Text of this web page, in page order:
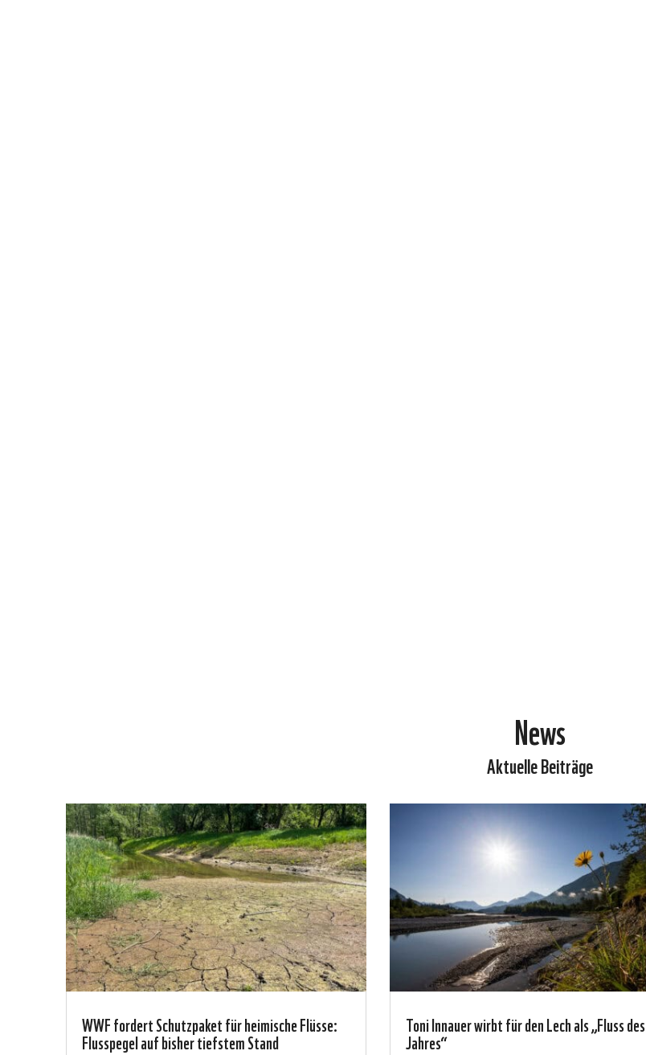
News
Aktuelle Beiträge
WWF fordert Schutzpaket für heimische Flüsse:
Flusspegel auf bisher tiefstem Stand
Toni Innauer wirbt für den Lech als „Fluss des
Jahres“